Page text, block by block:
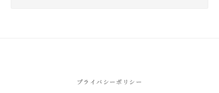
プライバシーポリシー